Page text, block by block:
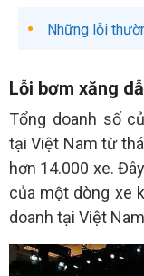
Những lỗi
Lỗi bơm xăng
Tổng doanh số
tại Việt Nam từ
hơn 14.000 xe.
của một dòng xe
doanh tại Việt